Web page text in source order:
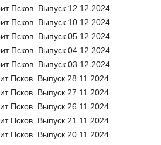
Псков. Выпуск 12.12.2024
Псков. Выпуск 10.12.2024
Псков. Выпуск 05.12.2024
Псков. Выпуск 04.12.2024
Псков. Выпуск 03.12.2024
Псков. Выпуск 28.11.2024
Псков. Выпуск 27.11.2024
Псков. Выпуск 26.11.2024
Псков. Выпуск 21.11.2024
Псков. Выпуск 20.11.2024